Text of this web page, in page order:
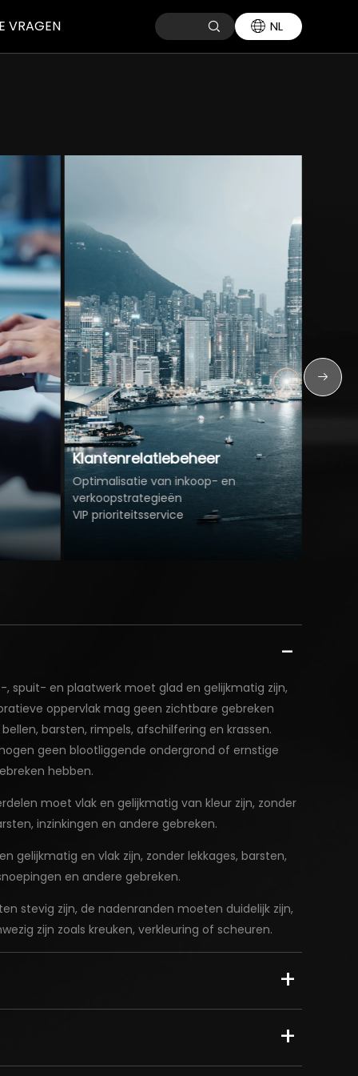
VRAGEN NL
van inkoop- en
Opleiding &
Technische
Analyse van markttrends
spuit- en plaatwerk moet glad en gelijkmatig zijn,
oppervlak mag geen zichtbare gebreken
barsten, rimpels, afschilfering en krassen.
geen blootliggende ondergrond of ernstige
hebben.
moet vlak en gelijkmatig van kleur zijn, zonder
inzinkingen en andere gebreken.
gelijkmatig en vlak zijn, zonder lekkages, barsten,
en andere gebreken.
stevig zijn, de nadenranden moeten duidelijk zijn,
zijn zoals kreuken, verkleuring of scheuren.